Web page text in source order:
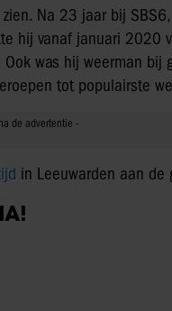
Na 23 jaar bij
hij vanaf januari 2020
was hij weerman bij
tot populairste
in Leeuwarden aan de